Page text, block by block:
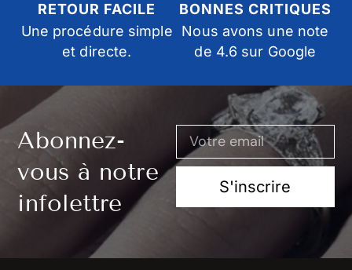
RETOUR FACILE
Une procédure simple
et directe.
BONNES CRITIQUES
Nous avons une note
de 4.6 sur Google
Abonnez-
vous à notre
infolettre
S'inscrire